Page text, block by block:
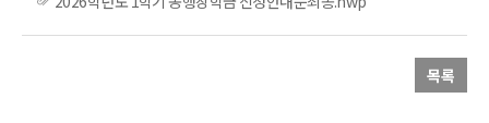
목록